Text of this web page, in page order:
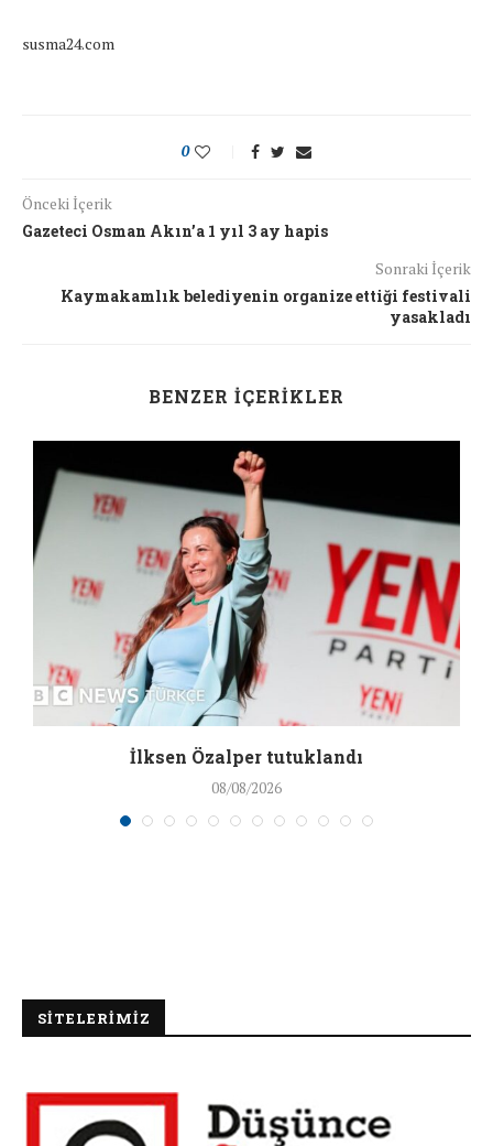
susma24.com
0
Önceki İçerik
Gazeteci Osman Akın’a 1 yıl 3 ay hapis
Sonraki İçerik
Kaymakamlık belediyenin organize ettiği festivali
yasakladı
BENZER İÇERIKLER
İlksen Özalper tutuklandı
08/08/2026
SİTELERİMİZ